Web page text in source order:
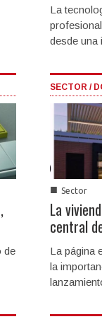
La
desde una
de
SECTOR /
■ Sector
La
central
La página
la